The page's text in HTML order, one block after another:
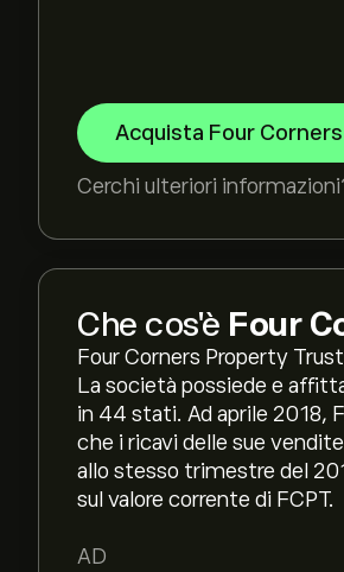
Acquista Four
Cerchi ulteriori
Che cos'è Four
Four Corners Property
La società possiede e
in 44 stati. Ad aprile 2018,
che i ricavi delle sue
allo stesso trimestre del
sul valore corrente di FCPT.
AD